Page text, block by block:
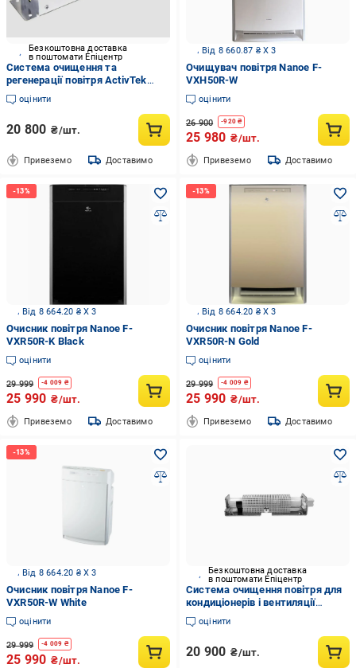
Безкоштовна доставка
в поштомати Епіцентр
Система очищення та
регенерації повітря ActivTek
INDUCT 500
оцінити
20 800 ₴/шт.
Привеземо Доставимо
Від 8 660.87 ₴ X 3
Очищувач повітря Nanoe F-
VXH50R-W
оцінити
26 900 -920₴
25 980 ₴/шт.
Привеземо Доставимо
Від 8 664.20 ₴ X 3
Очисник повітря Nanoe F-
VXR50R-K Black
оцінити
29 999 -4 009 ₴
25 990 ₴/шт.
Привеземо Доставимо
Від 8 664.20 ₴ X 3
Очисник повітря Nanoe F-
VXR50R-N Gold
оцінити
29 999 -4 009 ₴
25 990 ₴/шт.
Привеземо Доставимо
Від 8 664.20 ₴ X 3
Очисник повітря Nanoe F-
VXR50R-W White
оцінити
29 999 -4 009 ₴
25 990 ₴/шт.
Безкоштовна доставка
в поштомати Епіцентр
Система очищення повітря для
кондиціонерів і вентиляції
ActivTek Induct Mini
оцінити
20 900 ₴/шт.